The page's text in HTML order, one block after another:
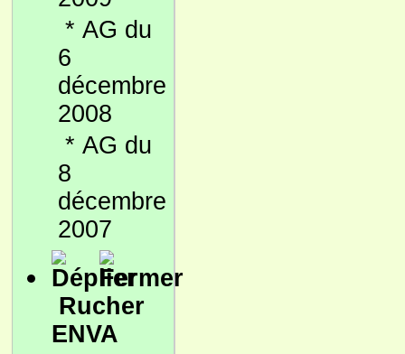
* AG du
6
décembre
2008
* AG du
8
décembre
2007
Rucher
ENVA